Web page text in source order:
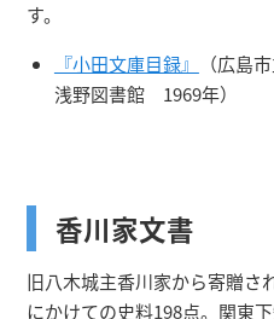
す。
『小田文庫目録』
（広島
浅野図書館 1969年）
香川家文書
旧八木城主香川家から寄贈さ
にかけての史料198点。関東